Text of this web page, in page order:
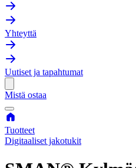
Yhteyttä
Uutiset ja tapahtumat
Mistä ostaa
Tuotteet
Digitaaliset jakotukit